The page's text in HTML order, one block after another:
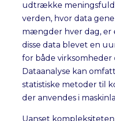
udtrække
verden, hvor data
mængder hver dag, er
disse data blevet en
for både
Dataanalyse kan
statistiske metoder til
der anvendes i
Uanset